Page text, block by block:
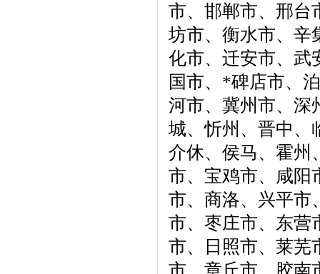
市、邯郸市、邢台
坊市、衡水市、辛
化市、迁安市、武
国市、*碑店市、
河市、冀州市、深
城、忻州、晋中、
介休、侯马、霍州
市、宝鸡市、咸阳
市、商洛、兴平市
市、枣庄市、东营
市、日照市、莱芜
市、章丘市、胶南